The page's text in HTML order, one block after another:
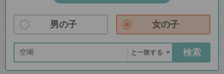
男の子 女の子
検索